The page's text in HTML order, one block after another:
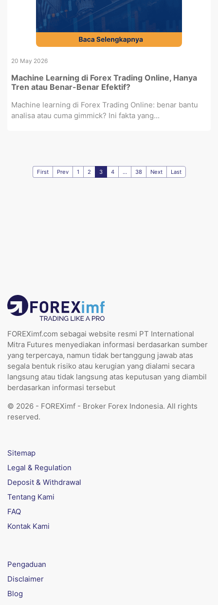
20 May 2026
Machine Learning di Forex Trading Online, Hanya
Tren atau Benar-Benar Efektif?
Machine learning di Forex Trading Online: benar bantu
analisa atau cuma gimmick? Ini fakta yang...
First Prev 1 2 3 4 ... 38 Next Last
FOREXimf.com sebagai website resmi PT International
Mitra Futures menyediakan informasi berdasarkan sumber
yang terpercaya, namun tidak bertanggung jawab atas
segala bentuk risiko atau kerugian yang dialami secara
langsung atau tidak langsung atas keputusan yang diambil
berdasarkan informasi tersebut
© 2026 - FOREXimf - Broker Forex Indonesia. All rights
reserved.
Sitemap
Legal & Regulation
Deposit & Withdrawal
Tentang Kami
FAQ
Kontak Kami
Pengaduan
Disclaimer
Blog